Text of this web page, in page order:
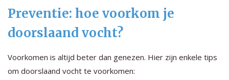
Preventie: hoe voorkom je
doorslaand vocht?
Voorkomen is altijd beter dan genezen. Hier zijn enkele tips
om doorslaand vocht te voorkomen: